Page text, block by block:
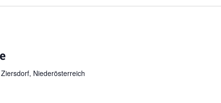
Niederösterreich